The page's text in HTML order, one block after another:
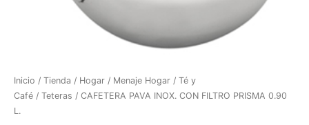
Inicio / Tienda / Hogar / Menaje Hogar / Té y
Café / Teteras / CAFETERA PAVA INOX. CON FILTRO PRISMA 0.90
L.